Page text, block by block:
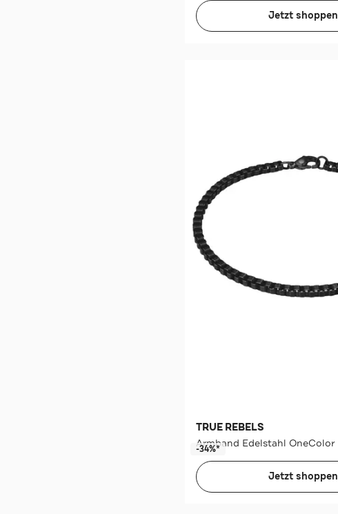
Jetzt shoppen
TRUE REBELS
Armband Edelstahl OneColor
-34%*
Jetzt shoppen